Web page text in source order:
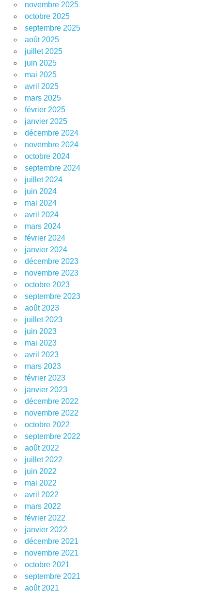
novembre 2025
octobre 2025
septembre 2025
août 2025
juillet 2025
juin 2025
mai 2025
avril 2025
mars 2025
février 2025
janvier 2025
décembre 2024
novembre 2024
octobre 2024
septembre 2024
juillet 2024
juin 2024
mai 2024
avril 2024
mars 2024
février 2024
janvier 2024
décembre 2023
novembre 2023
octobre 2023
septembre 2023
août 2023
juillet 2023
juin 2023
mai 2023
avril 2023
mars 2023
février 2023
janvier 2023
décembre 2022
novembre 2022
octobre 2022
septembre 2022
août 2022
juillet 2022
juin 2022
mai 2022
avril 2022
mars 2022
février 2022
janvier 2022
décembre 2021
novembre 2021
octobre 2021
septembre 2021
août 2021